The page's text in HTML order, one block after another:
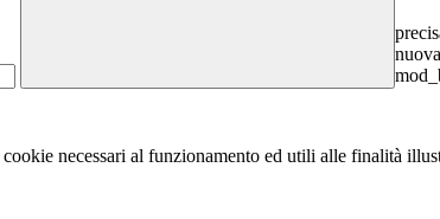
necessari al funzionamento ed utili alle finalità